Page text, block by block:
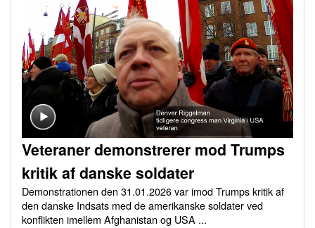
Veteraner demonstrerer mod Trumps
kritik af danske soldater
Demonstrationen den 31.01.2026 var imod Trumps kritik af
den danske Indsats med de amerikanske soldater ved
konflikten imellem Afghanistan og USA ...